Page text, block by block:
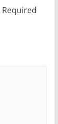
Required